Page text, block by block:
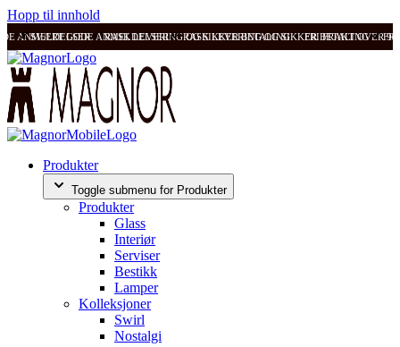
Hopp til innhold
ANMELDELSER RASK LEVERING OG SIKKER BETALING FRI FRAKT OVER
SVÆRT GODE ANMELDELSER RASK LEVERING OG SIKKER BETALING
Produkter
Toggle submenu for Produkter
Produkter
Glass
Interiør
Serviser
Bestikk
Lamper
Kolleksjoner
Swirl
Nostalgi